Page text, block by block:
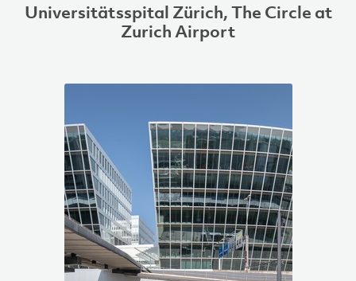
Universitätsspital Zürich, The Circle at
Zurich Airport